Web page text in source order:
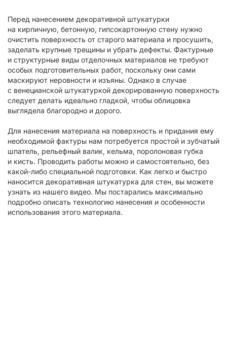
Перед нанесением декоративной штукатурки
на кирпичную, бетонную, гипсокартонную стену нужно
очистить поверхность от старого материала и просушить,
заделать крупные трещины и убрать дефекты. Фактурные
и структурные виды отделочных материалов не требуют
особых подготовительных работ, поскольку они сами
маскируют неровности и изъяны. Однако в случае
с венецианской штукатуркой декорированную поверхность
следует делать идеально гладкой, чтобы облицовка
выглядела благородно и дорого.
Для нанесения материала на поверхность и придания ему
необходимой фактуры нам потребуется простой и зубчатый
шпатель, рельефный валик, кельма, поролоновая губка
и кисть. Проводить работы можно и самостоятельно, без
какой-либо специальной подготовки. Как легко и быстро
наносится декоративная штукатурка для стен, вы можете
узнать из нашего видео. Мы постарались максимально
подробно описать технологию нанесения и особенности
использования этого материала.